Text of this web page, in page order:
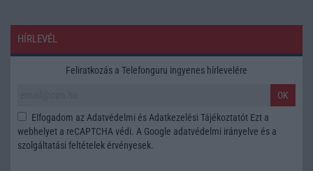
HÍRLEVÉL
Feliratkozás a Telefonguru ingyenes hírlevelére
OK
Elfogadom az Adatvédelmi és Adatkezelési Tájékoztatót Ezt a
webhelyet a reCAPTCHA védi. A Google adatvédelmi irányelve és a
szolgáltatási feltételek érvényesek.